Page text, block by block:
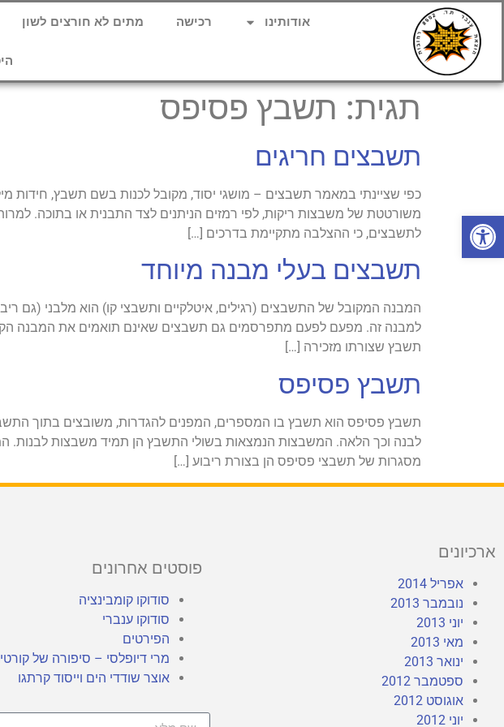
פתח סרגל נגישות
אודותינו רכישה מתים לא חורצים לשון
תגית: תשבץ פסיפס
תשבצים חריגים
כפי שציינתי במאמר תשבצים – מושגי יסוד, מקובל לכנות בשם תשבץ, חידות
משורטטת של משבצות ריקות, לפי רמזים הניתנים לצד התבנית או בתוכה.
לתשבצים, כי ההצלבה מתקיימת בדרכים […]
תשבצים בעלי מבנה מיוחד
המבנה המקובל של התשבצים (רגילים, איטלקיים ותשבצי קו) הוא מלבני (גם
למבנה זה. מפעם לפעם מתפרסמים גם תשבצים שאינם תואמים את המבנה
תשבץ שצורתו מזכירה […]
תשבץ פסיפס
תשבץ פסיפס הוא תשבץ בו המספרים, המפנים להגדרות, משובצים בתוך
לבנה וכך הלאה. המשבצות הנמצאות בשולי התשבץ הן תמיד משבצות
מסגרות של תשבצי פסיפס הן בצורת ריבוע […]
ארכיונים
אפריל 2014
נובמבר 2013
יוני 2013
מאי 2013
ינואר 2013
ספטמבר 2012
אוגוסט 2012
יוני 2012
פוסטים אחרונים
סודוקו קומבינציה
סודוקו ענברי
הפירטים
מרי דיופלסי – סיפורה של
אוצר שודדי הים וייסוד קרתגו